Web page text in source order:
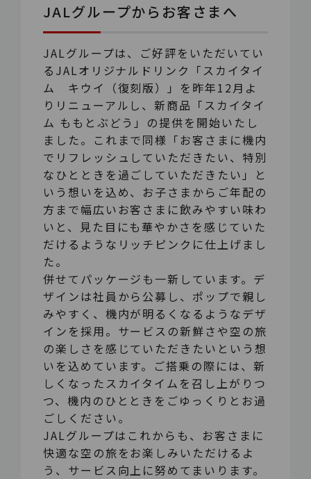
JALグループからお客さまへ
JALグループは、ご好評をいただいてい
るJALオリジナルドリンク「スカイタイ
ム キウイ（復刻版）」を昨年12月よ
りリニューアルし、新商品「スカイタイ
ム ももとぶどう」の提供を開始いたし
ました。これまで同様「お客さまに機内
でリフレッシュしていただきたい、特別
なひとときを過ごしていただきたい」と
いう想いを込め、お子さまからご年配の
方まで幅広いお客さまに飲みやすい味わ
いと、見た目にも華やかさを感じていた
だけるようなリッチピンクに仕上げまし
た。
併せてパッケージも一新しています。デ
ザインは社員から公募し、ポップで親し
みやすく、機内が明るくなるようなデザ
インを採用。サービスの新鮮さや空の旅
の楽しさを感じていただきたいという想
いを込めています。ご搭乗の際には、新
しくなったスカイタイムを召し上がりつ
つ、機内のひとときをごゆっくりとお過
ごしください。
JALグループはこれからも、お客さまに
快適な空の旅をお楽しみいただけるよ
う、サービス向上に努めてまいります。